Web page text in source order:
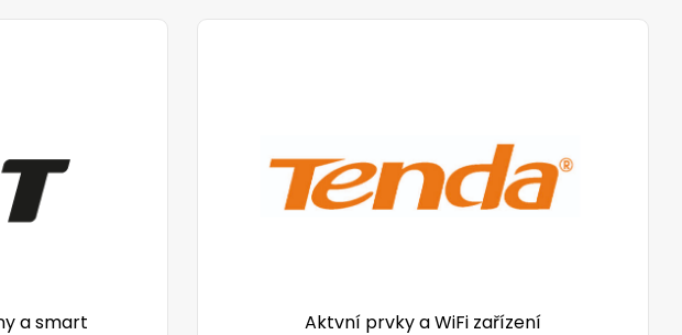
a smart
Aktvní prvky a WiFi zařízení